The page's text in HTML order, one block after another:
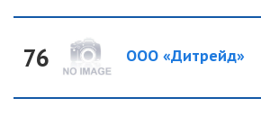
76 ООО «Дитрейд»